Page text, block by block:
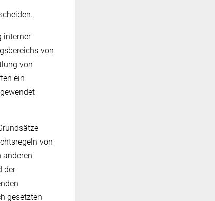
interner
von
von
ein
von
der
gesetzten